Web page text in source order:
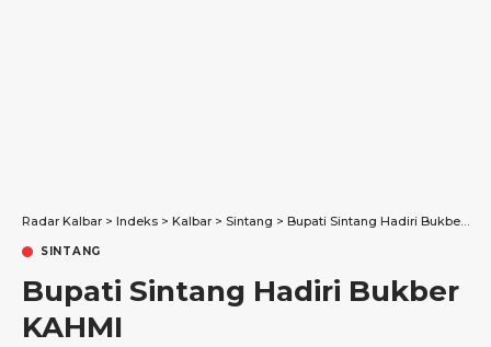
Radar Kalbar > Indeks > Kalbar > Sintang > Bupati Sintang Hadiri Bukber KAHMI
SINTANG
Bupati Sintang Hadiri Bukber
KAHMI